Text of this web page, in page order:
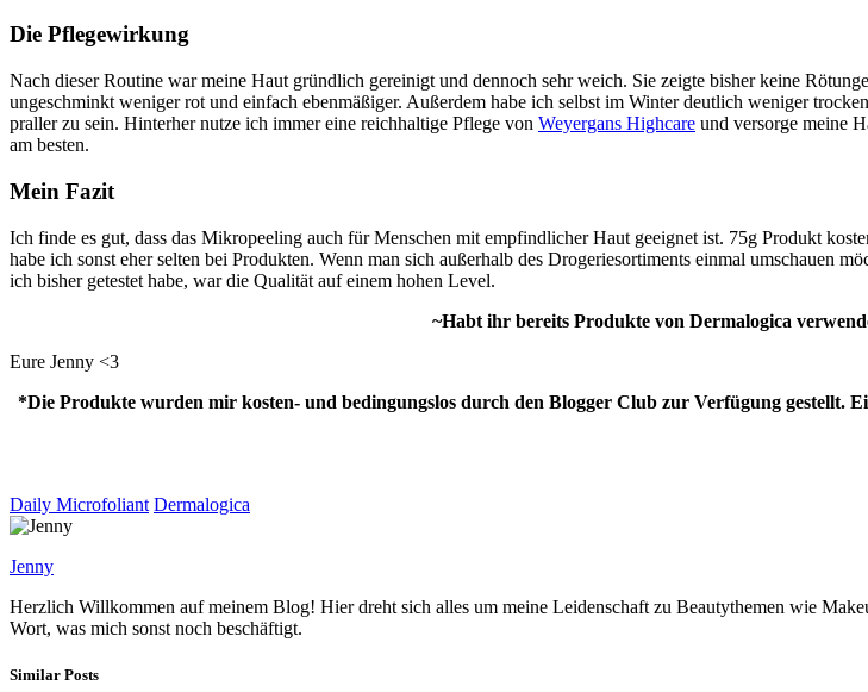
Die Pflegewirkung
Nach dieser Routine war meine Haut gründlich gereinigt und dennoch sehr weich. Sie zeigte bisher keine
ungeschminkt weniger rot und einfach ebenmäßiger. Außerdem habe ich selbst im Winter deutlich weniger
praller zu sein. Hinterher nutze ich immer eine reichhaltige Pflege von Weyergans Highcare und versorge meine
am besten.
Mein Fazit
Ich finde es gut, dass das Mikropeeling auch für Menschen mit empfindlicher Haut geeignet ist. 75g Produkt
habe ich sonst eher selten bei Produkten. Wenn man sich außerhalb des Drogeriesortiments einmal umschauen
ich bisher getestet habe, war die Qualität auf einem hohen Level.
~Habt ihr bereits Produkte von Dermalogica
Eure Jenny <3
*Die Produkte wurden mir kosten- und bedingungslos durch den Blogger Club zur Verfügung gestellt.
Daily Microfoliant Dermalogica
Jenny
Herzlich Willkommen auf meinem Blog! Hier dreht sich alles um meine Leidenschaft zu Beautythemen wie
Wort, was mich sonst noch beschäftigt.
Similar Posts